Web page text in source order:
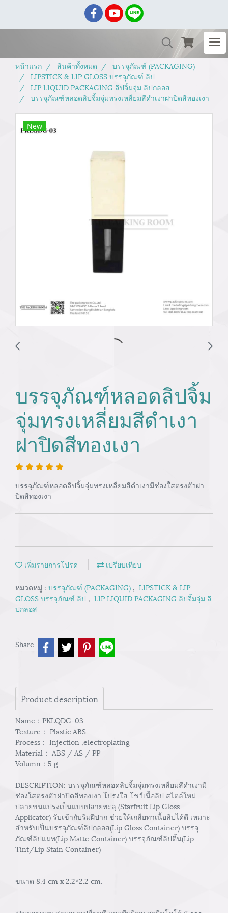
หน้าแรก สินค้าทั้งหมด
บรรจุภัณฑ์ (PACKAGING)
LIPSTICK & LIP GLOSS บรรจุภัณฑ์ ลิป
LIP LIQUID PACKAGING ลิปจิ้มจุ่ม ลิปกลอส
บรรจุภัณฑ์หลอดลิปจิ้มจุ่มทรงเหลี่ยมสีดำเงาฝาปิดสีทองเงา
New
บรรจุภัณฑ์หลอดลิปจิ้ม
จุ่มทรงเหลี่ยมสีดำเงา
ฝาปิดสีทองเงา
บรรจุภัณฑ์หลอดลิปจิ้มจุ่มทรงเหลี่ยมสีดำเงามีช่องใสตรงตัวฝา
ปิดสีทองเงา
เพิ่มรายการโปรด เปรียบเทียบ
หมวดหมู่ : บรรจุภัณฑ์ (PACKAGING) , LIPSTICK & LIP
GLOSS บรรจุภัณฑ์ ลิป , LIP LIQUID PACKAGING ลิปจิ้มจุ่ม ลิ
ปกลอส
Share
Product description
Name：PKLQDG-03
Texture： Plastic ABS
Process： Injection ,electroplating
Material： ABS / AS / PP
Volumn：5 g
DESCRIPTION: บรรจุภัณฑ์หลอดลิปจิ้มจุ่มทรงเหลี่ยมสีดำเงามี
ช่องใสตรงตัวฝาปิดสีทองเงา โปรงใส โชว์เนื้อลิป สไตล์ใหม่
ปลายขนแปรงเป็นแบบปลายทะลุ (Starfruit Lip Gloss
Applicator) รับเข้ากับริมฝีปาก ช่วยให้เกลี่ยทาเนื้อลิปได้ดี เหมาะ
สำหรับเป็นบรรจุภัณฑ์ลิปกลอส(Lip Gloss Container) บรรจุ
ภัณฑ์ลิปแมท(Lip Matte Container) บรรจุภัณฑ์ลิปติ้น(Lip
Tint/Lip Stain Container)
ขนาด 8.4 cm x 2.2*2.2 cm.